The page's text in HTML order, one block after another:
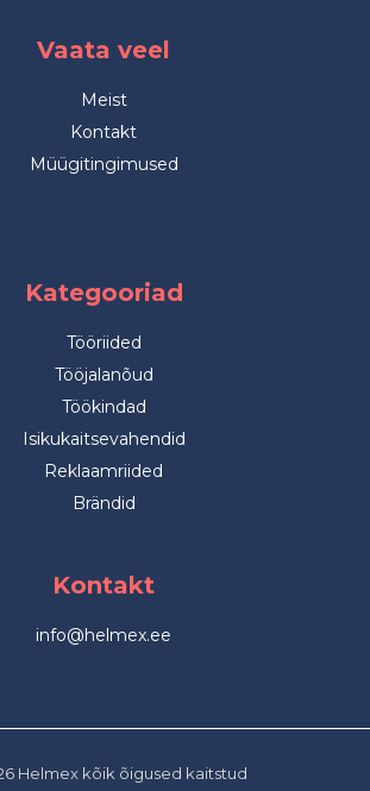
Vaata veel
Meist
Kontakt
Müügitingimused
Kategooriad
Tööriided
Tööjalanõud
Töökindad
Isikukaitsevahendid
Reklaamriided
Brändid
Kontakt
info@helmex.ee
Helmex kõik õigused kaitstud